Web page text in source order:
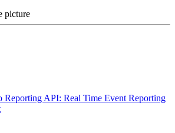
Reporting API: Real Time Event Reporting